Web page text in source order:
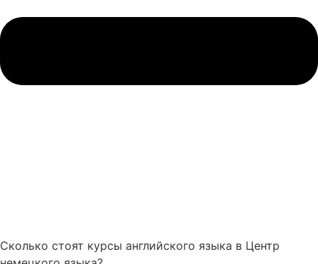
Сколько стоят курсы английского языка в Центр